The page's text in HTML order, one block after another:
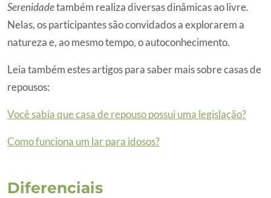
Serenidadetambém realiza diversas dinâmicas ao livre.
Nelas, os participantes são convidados a explorarem a
natureza e, ao mesmo tempo, o autoconhecimento.
Leia também estes artigos para saber mais sobre casas de
repousos:
Você sabia que casa de repouso possui uma legislação?
Como funciona um lar para idosos?
Diferenciais